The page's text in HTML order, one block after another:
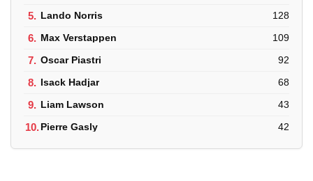
5. Lando Norris 128
6. Max Verstappen 109
7. Oscar Piastri 92
8. Isack Hadjar 68
9. Liam Lawson 43
10.Pierre Gasly 42